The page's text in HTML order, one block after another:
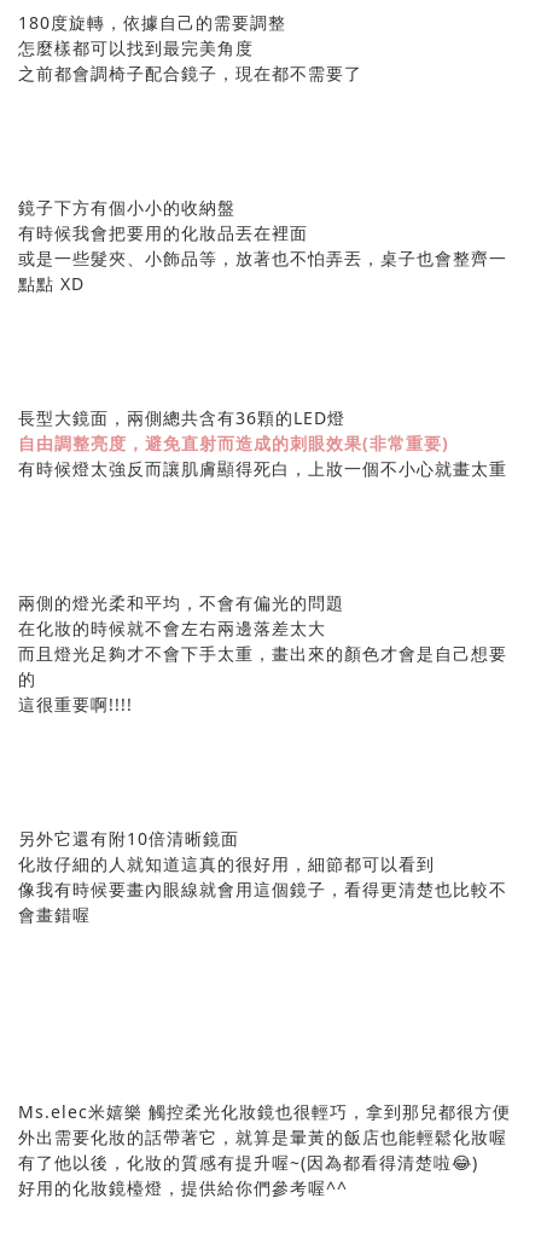
180度旋轉，依據自己的需要調整
怎麼樣都可以找到最完美角度
之前都會調椅子配合鏡子，現在都不需要了
鏡子下方有個小小的收納盤
有時候我會把要用的化妝品丟在裡面
或是一些髮夾、小飾品等，放著也不怕弄丟，桌子也會整齊一
點點 XD
長型大鏡面，兩側總共含有36顆的LED燈
自由調整亮度，避免直射而造成的刺眼效果(非常重要)
有時候燈太強反而讓肌膚顯得死白，上妝一個不小心就畫太重
兩側的燈光柔和平均，不會有偏光的問題
在化妝的時候就不會左右兩邊落差太大
而且燈光足夠才不會下手太重，畫出來的顏色才會是自己想要
的
這很重要啊!!!!
另外它還有附10倍清晰鏡面
化妝仔細的人就知道這真的很好用，細節都可以看到
像我有時候要畫內眼線就會用這個鏡子，看得更清楚也比較不
會畫錯喔
Ms.elec米嬉樂 觸控柔光化妝鏡也很輕巧，拿到那兒都很方便
外出需要化妝的話帶著它，就算是暈黃的飯店也能輕鬆化妝喔
有了他以後，化妝的質感有提升喔~(因為都看得清楚啦😂)
好用的化妝鏡檯燈，提供給你們參考喔^^